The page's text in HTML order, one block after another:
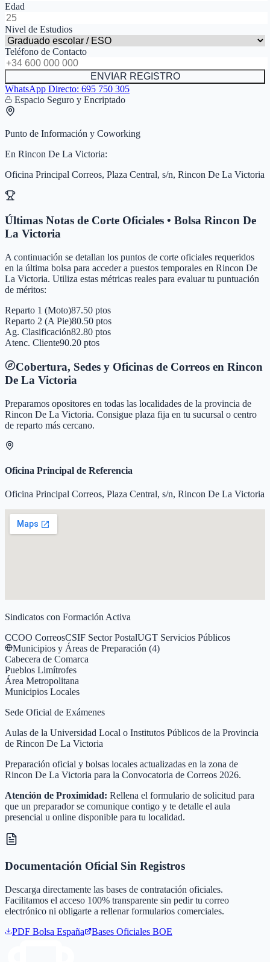
Edad
Nivel de Estudios
Teléfono de Contacto
ENVIAR REGISTRO
WhatsApp Directo: 695 750 305
Espacio Seguro y Encriptado
Punto de Información y Coworking
En Rincon De La Victoria:
Oficina Principal Correos, Plaza Central, s/n, Rincon De La Victoria
Últimas Notas de Corte Oficiales • Bolsa Rincon De
La Victoria
A continuación se detallan los puntos de corte oficiales requeridos
en la última bolsa para acceder a puestos temporales en Rincon De
La Victoria. Utiliza estas métricas reales para evaluar tu puntuación
de méritos:
Reparto 1 (Moto)87.50 ptos
Reparto 2 (A Pie)80.50 ptos
Ag. Clasificación82.80 ptos
Atenc. Cliente90.20 ptos
Cobertura, Sedes y Oficinas de Correos en Rincon
De La Victoria
Preparamos opositores en todas las localidades de la provincia de
Rincon De La Victoria. Consigue plaza fija en tu sucursal o centro
de reparto más cercano.
Oficina Principal de Referencia
Oficina Principal Correos, Plaza Central, s/n, Rincon De La Victoria
Sindicatos con Formación Activa
CCOO CorreosCSIF Sector PostalUGT Servicios Públicos
Municipios y Áreas de Preparación (4)
Cabecera de Comarca
Pueblos Limítrofes
Área Metropolitana
Municipios Locales
Sede Oficial de Exámenes
Aulas de la Universidad Local o Institutos Públicos de la Provincia
de Rincon De La Victoria
Preparación oficial y bolsas locales actualizadas en la zona de
Rincon De La Victoria para la Convocatoria de Correos 2026.
Atención de Proximidad: Rellena el formulario de solicitud para
que un preparador se comunique contigo y te detalle el aula
presencial u online disponible para tu localidad.
Documentación Oficial Sin Registros
Descarga directamente las bases de contratación oficiales.
Facilitamos el acceso 100% transparente sin pedir tu correo
electrónico ni obligarte a rellenar formularios comerciales.
PDF Bolsa España Bases Oficiales BOE